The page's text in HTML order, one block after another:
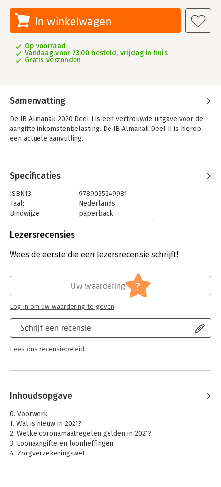
In winkelwagen
Op voorraad
Vandaag voor 23:00 besteld, vrijdag in huis
Gratis verzonden
Samenvatting
De IB Almanak 2020 Deel I is een vertrouwde uitgave voor de
aangifte inkomstenbelasting. De IB Almanak Deel II is hierop
een actuele aanvulling.
Specificaties
ISBN13:
9789035249981
Taal:
Nederlands
Bindwijze:
paperback
Verschijningsdatum:
23-3-2021
Belastingrecht - Inkomstenbelasting
Serie:
Nextens IB Almanak
Lezersrecensies
Wees de eerste die een lezersrecensie schrijft!
Schrijf een recensie
Lees ons recensiebeleid
Uw waardering ?
Log in om uw waardering te geven
Inhoudsopgave
0. Voorwerk
1. Wat is nieuw in 2021?
2. Welke coronamaatregelen gelden in 2021?
3. Loonaangifte en loonheffingen
4. Zorgverzekeringswet